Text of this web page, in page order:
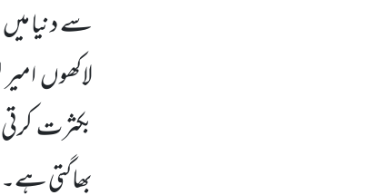
سے دنیا
لاکھوں
بکثرت
بھاگتی ہے۔